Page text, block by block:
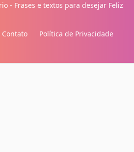
- Frases e textos para desejar Feliz
Contato
Política de Privacidade